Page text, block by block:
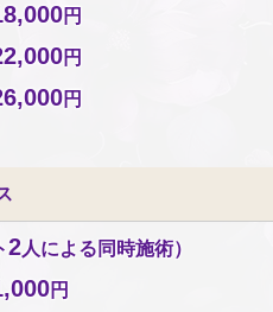
円
円
円
2人による同時施術）
円